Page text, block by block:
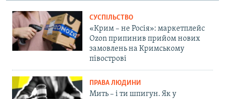
СУСПІЛЬСТВО
«Крим – не Росія»: маркетплейс
Ozon припинив прийом нових
замовлень на Кримському
півострові
ПРАВА ЛЮДИНИ
Мить – і ти шпигун. Як у